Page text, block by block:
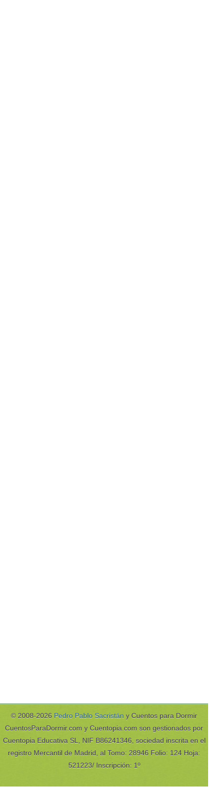
© 2008-2026 Pedro Pablo Sacristán y Cuentos para Dormir
CuentosParaDormir.com y Cuentopia.com son gestionados por
Cuentopia Educativa SL, NIF B86241346, sociedad inscrita en el
registro Mercantil de Madrid, al Tomo: 28946 Folio: 124 Hoja:
521223/ Inscripción: 1º